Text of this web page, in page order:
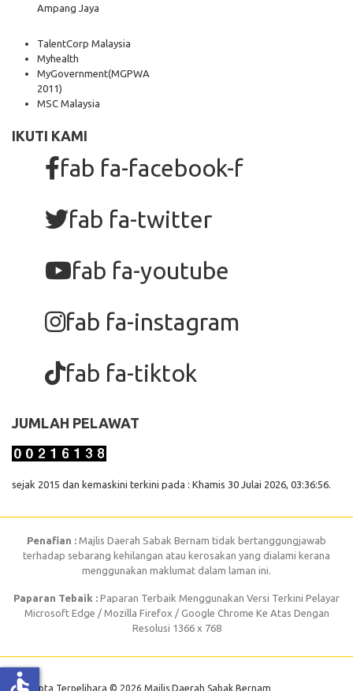
Ampang Jaya
TalentCorp Malaysia
Myhealth
MyGovernment(MGPWA
2011)
MSC Malaysia
IKUTI KAMI
fab fa-facebook-f
fab fa-twitter
fab fa-youtube
fab fa-instagram
fab fa-tiktok
JUMLAH PELAWAT
sejak 2015 dan kemaskini terkini pada : Khamis 30 Julai 2026, 03:36:56.
Penafian : Majlis Daerah Sabak Bernam tidak bertanggungjawab
terhadap sebarang kehilangan atau kerosakan yang dialami kerana
menggunakan maklumat dalam laman ini.
Paparan Tebaik : Paparan Terbaik Menggunakan Versi Terkini Pelayar
Microsoft Edge / Mozilla Firefox / Google Chrome Ke Atas Dengan
Resolusi 1366 x 768
Hak Cipta Terpelihara © 2026 Majlis Daerah Sabak Bernam
accessible